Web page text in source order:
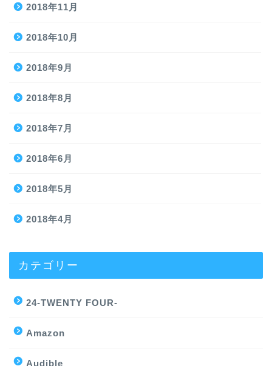
2018年11月
2018年10月
2018年9月
2018年8月
2018年7月
2018年6月
2018年5月
2018年4月
カテゴリー
24-TWENTY FOUR-
Amazon
Audible